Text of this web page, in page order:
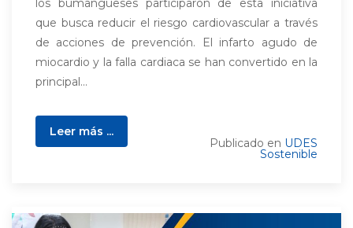
los bumangueses participaron de esta iniciativa
que busca reducir el riesgo cardiovascular a través
de acciones de prevención. El infarto agudo de
miocardio y la falla cardiaca se han convertido en la
principal...
Leer más ...
Publicado en UDES
Sostenible